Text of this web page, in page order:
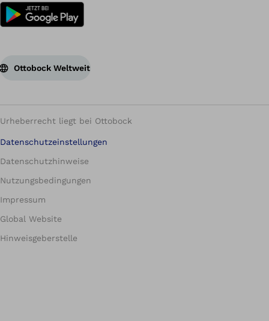
Ottobock Weltweit
Urheberrecht liegt bei Ottobock
Datenschutzeinstellungen
Datenschutzhinweise
Nutzungsbedingungen
Impressum
Global Website
Hinweisgeberstelle